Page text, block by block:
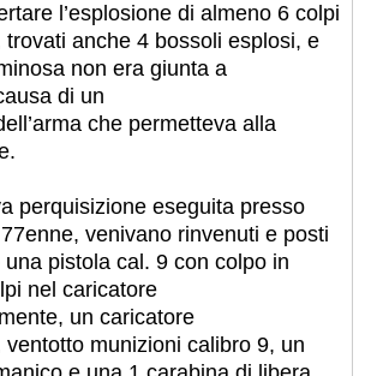
l’esplosione di almeno 6 colpi
anche 4 bossoli esplosi, e
non era giunta a
di un
che permetteva alla
perquisizione eseguita presso
77enne, venivano rinvenuti e posti
pistola cal. 9 con colpo in
nel caricatore
un caricatore
munizioni calibro 9, un